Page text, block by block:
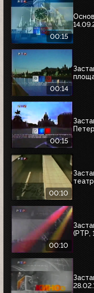
00:15
00:14
00:15
00:10
00:10
(РТР,